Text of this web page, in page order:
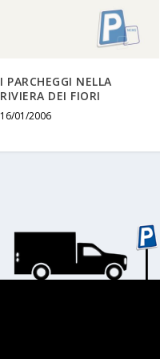
I PARCHEGGI NELLA
RIVIERA DEI FIORI
16/01/2006